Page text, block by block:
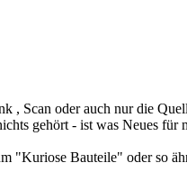
, Scan oder auch nur die
gehört - ist was Neues für
"Kuriose Bauteile" oder so